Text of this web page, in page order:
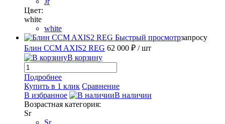
Цвет:
white
white
Быстрый просмотр
Блин CCM AXIS2 REG 62 000 ₽ / шт
В корзину
Подробнее
Купить в 1 клик Сравнение
В избранное
В наличии
Возрастная категория:
Sr
запросу